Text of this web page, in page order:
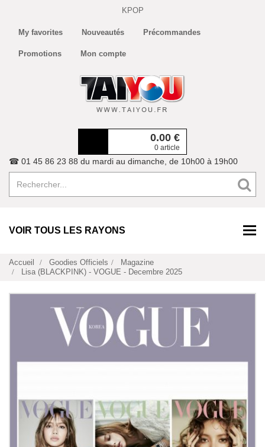
KPOP
My favorites Nouveautés Précommandes
Promotions Mon compte
0.00 €
0 article
☎ 01 45 86 23 88 du mardi au dimanche, de 10h00 à 19h00
VOIR TOUS LES RAYONS
Accueil Goodies Officiels
Magazine
Lisa (BLACKPINK) - VOGUE - Decembre 2025